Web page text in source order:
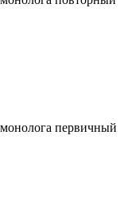
первичный